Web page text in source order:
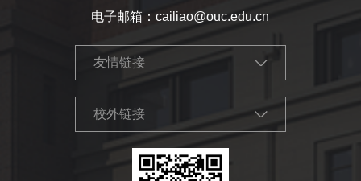
电子邮箱：cailiao@ouc.edu.cn
友情链接
校外链接